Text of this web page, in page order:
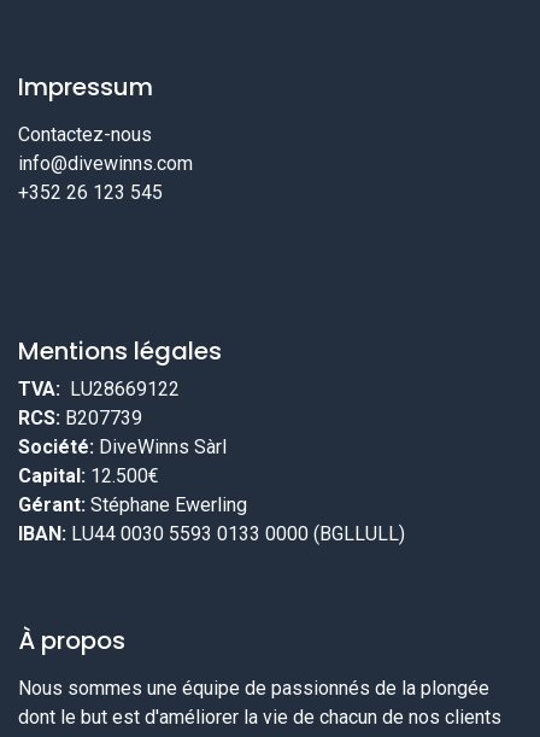
Impressum
Contactez-nous
info@divewinns.com
+352 26 123 545
Mentions légales
TVA: LU28669122
RCS: B207739
Société: DiveWinns Sàrl
Capital: 12.500€
Gérant: Stéphane Ewerling
IBAN: LU44 0030 5593 0133 0000 (BGLLULL)
À propos
Nous sommes une équipe de passionnés de la plongée
dont le but est d'améliorer la vie de chacun de nos clients